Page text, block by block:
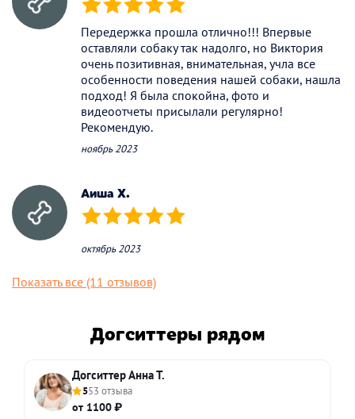
(*) (*) (*) (*) (*)
Передержка прошла отлично!!! Впервые
оставляли собаку так надолго, но Виктория
очень позитивная, внимательная, учла все
особенности поведения нашей собаки, нашла
подход! Я была спокойна, фото и
видеоотчеты присылали регулярно!
Рекомендую.
ноябрь 2023
Аиша Х.
(*) (*) (*) (*) (*)
октябрь 2023
Показать все (11 отзывов)
Догситтеры рядом
Догситтер Анна Т.
553 отзыва
от 1100 ₽